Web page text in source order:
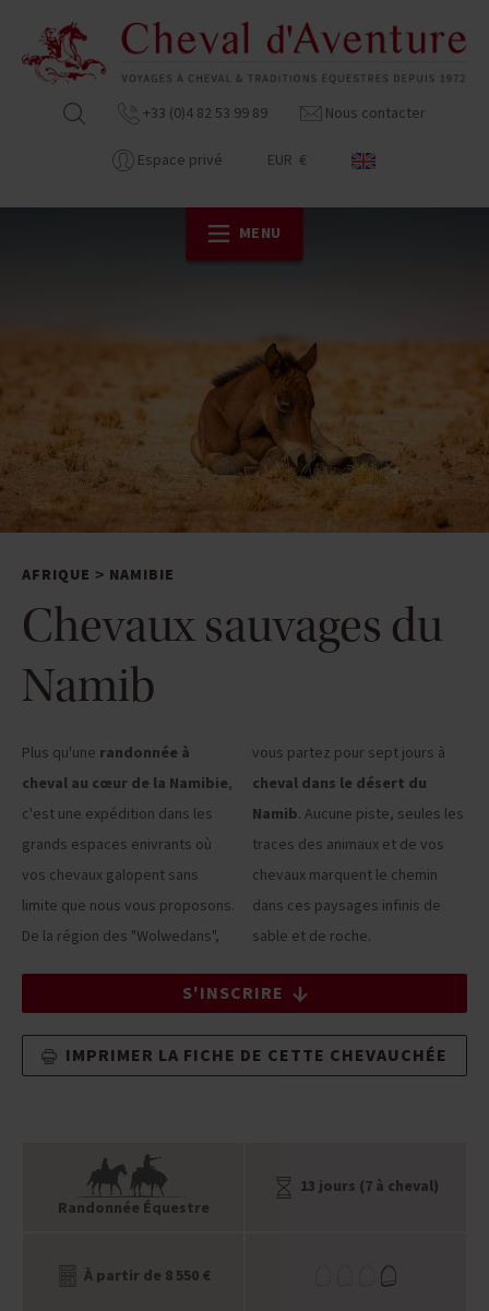
+33 (0)4 82 53 99 89 Nous contacter
Espace privé EUR €
MENU
AFRIQUE > NAMIBIE
Chevaux sauvages du
Namib
Plus qu'une randonnée à
cheval au cœur de la Namibie,
c'est une expédition dans les
grands espaces enivrants où
vos chevaux galopent sans
limite que nous vous proposons.
De la région des "Wolwedans",
vous partez pour sept jours à
cheval dans le désert du
Namib. Aucune piste, seules les
traces des animaux et de vos
chevaux marquent le chemin
dans ces paysages infinis de
sable et de roche.
S'INSCRIRE
IMPRIMER LA FICHE DE CETTE CHEVAUCHÉE
Randonnée Équestre
13 jours (7 à cheval)
À partir de 8 550 €